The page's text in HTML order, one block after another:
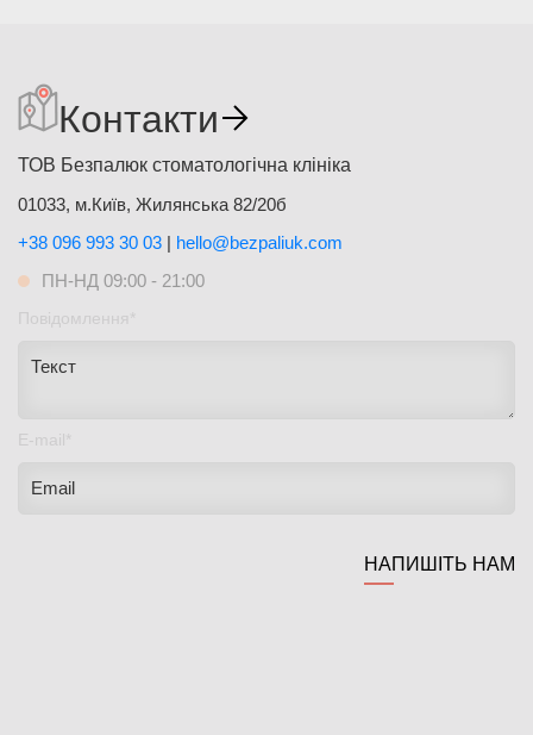
Контакти
ТОВ Безпалюк стоматологічна клініка
01033, м.Київ, Жилянська 82/20б
+38 096 993 30 03 | hello@bezpaliuk.com
ПН-НД 09:00 - 21:00
Повідомлення*
E-mail*
НАПИШІТЬ НАМ